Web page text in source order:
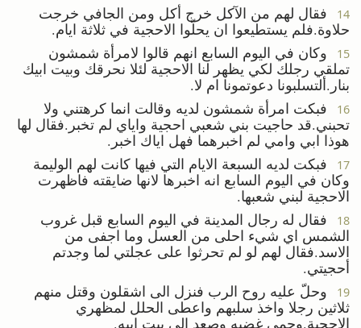
14
فقال لهم من الآكل خرج أكل ومن الجافي خرجت
حلاوة.فلم يستطيعوا ان يحلّوا الاحجية في ثلاثة ايام.
15
وكان في اليوم السابع انهم قالوا لامرأة شمشون
تملقي رجلك لكي يظهر لنا الاحجية لئلا نحرقك وبيت ابيك
بنار.ألتسلبونا دعوتمونا ام لا.
16
فبكت امرأة شمشون لديه وقالت انما كرهتني ولا
تحبني.قد حاجيت بني شعبي احجية واياي لم تخبر.فقال لها
هوذا ابي وامي لم اخبرهما فهل اياك اخبر.
17
فبكت لديه السبعة الايام التي فيها كانت لهم الوليمة
وكان في اليوم السابع انه اخبرها لانها ضايقته فاظهرت
الاحجية لبني شعبها.
18
فقال له رجال المدينة في اليوم السابع قبل غروب
الشمس اي شيء احلى من العسل وما اجفى من
الاسد.فقال لهم لو لم تحرثوا على عجلتي لما وجدتم
أحجيتي.
19
وحلّ عليه روح الرب فنزل الى اشقلون وقتل منهم
ثلاثين رجلا واخذ سلبهم واعطى الحلل لمظهري
الاحجية.وحمي غضبه وصعد الى بيت ابيه.